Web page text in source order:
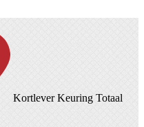
Kortlever Keuring Totaal